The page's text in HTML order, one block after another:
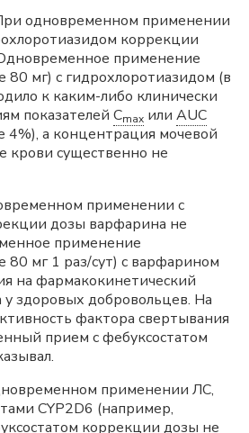
одновременном применении
коррекции
применение
80 мг) с гидрохлоротиазидом (в
к каким-либо клинически
показателей Cmax или AUC
4%), а концентрация мочевой
крови существенно не
применении с
дозы варфарина не
применение
80 мг 1 раз/сут) с варфарином
на фармакокинетический
здоровых добровольцев. На
фактора свертывания
прием с фебуксостатом
применении ЛС,
CYP2D6 (например,
коррекции дозы не